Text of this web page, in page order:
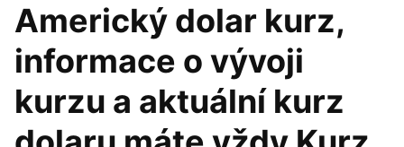
Americký dolar kurz,
informace o vývoji
kurzu a aktuální kurz